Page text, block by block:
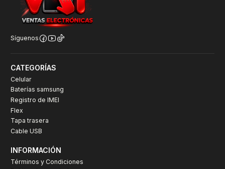
Síguenos
CATEGORÍAS
Celular
Baterías samsung
Registro de IMEI
Flex
Tapa trasera
Cable USB
INFORMACIÓN
Términos y Condiciones